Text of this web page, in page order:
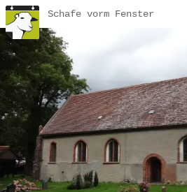
Schafe vorm Fenster